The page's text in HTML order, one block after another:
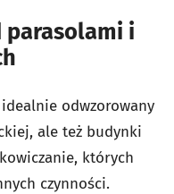
i
odwzorowany
ale też budynki
których
czynności.